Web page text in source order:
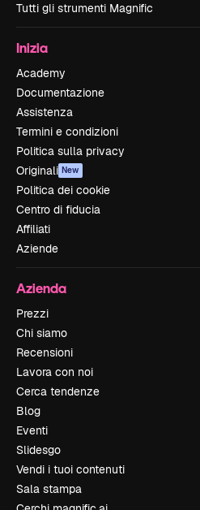
Tutti gli strumenti Magnific
Inizia
Academy
Documentazione
Assistenza
Termini e condizioni
Politica sulla privacy
Originali New
Politica dei cookie
Centro di fiducia
Affiliati
Aziende
Azienda
Prezzi
Chi siamo
Recensioni
Lavora con noi
Cerca tendenze
Blog
Eventi
Slidesgo
Vendi i tuoi contenuti
Sala stampa